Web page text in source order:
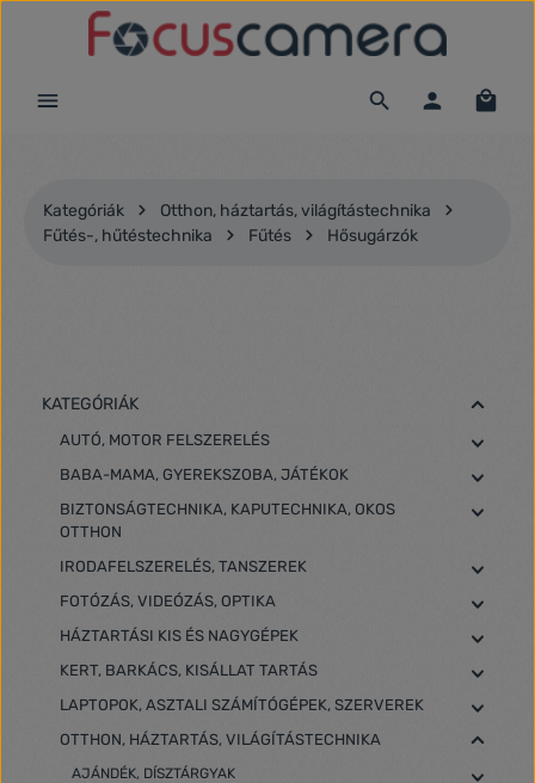
Ugrás a fő tartalomra
Kategóriák
Otthon, háztartás, világítástechnika
Fűtés-, hűtéstechnika
Fűtés Hősugárzók
KATEGÓRIÁK
AUTÓ, MOTOR FELSZERELÉS
BABA-MAMA, GYEREKSZOBA, JÁTÉKOK
BIZTONSÁGTECHNIKA, KAPUTECHNIKA, OKOS
OTTHON
IRODAFELSZERELÉS, TANSZEREK
FOTÓZÁS, VIDEÓZÁS, OPTIKA
HÁZTARTÁSI KIS ÉS NAGYGÉPEK
KERT, BARKÁCS, KISÁLLAT TARTÁS
LAPTOPOK, ASZTALI SZÁMÍTÓGÉPEK, SZERVEREK
OTTHON, HÁZTARTÁS, VILÁGÍTÁSTECHNIKA
AJÁNDÉK, DÍSZTÁRGYAK